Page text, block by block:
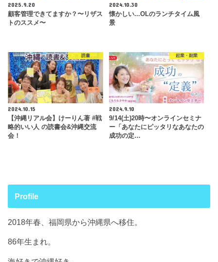
2025.9.20
顧客管理できてますか？〜リザス
トのススメ〜
2024.10.30
懐かしい...OLのランチタイム風
景
読書
2024.10.15
【沖縄リアル会】けーりん著 #戦
略的いい人 の読書会&沖縄交流
会！
起業・副業
2024.9.10
9/14(土)20時〜オンラインセミナ
ー「あなたにピッタリなあなたの
成功の定…
Profile
2018年春、福岡県から沖縄県へ移住。
86年生まれ。